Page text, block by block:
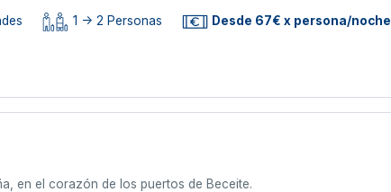
1 -> 2 Personas Desde 67€ x persona/noche
en el corazón de los puertos de Beceite.